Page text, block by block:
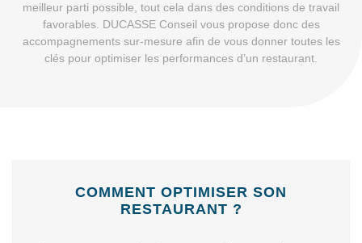
meilleur parti possible, tout cela dans des conditions de travail
favorables. DUCASSE Conseil vous propose donc des
accompagnements sur-mesure afin de vous donner toutes les
clés pour optimiser les performances d’un restaurant.
COMMENT OPTIMISER SON
RESTAURANT ?